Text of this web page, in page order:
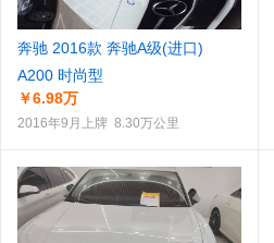
奔驰 2016款 奔驰A级(进口)
A200 时尚型
￥6.98万
2016年9月上牌 8.30万公里